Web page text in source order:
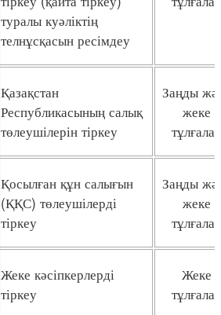
туралы куәліктің
телнұсқасын ресімдеу
Қазақстан
Республикасының салық
төлеушілерін тіркеу
Заңды
жеке
тұлғалар
Қосылған құн салығын
(ҚҚС) төлеушілерді
тіркеу
Заңды
жеке
тұлғалар
Жеке кәсіпкерлерді
тіркеу
Жеке
тұлғалар